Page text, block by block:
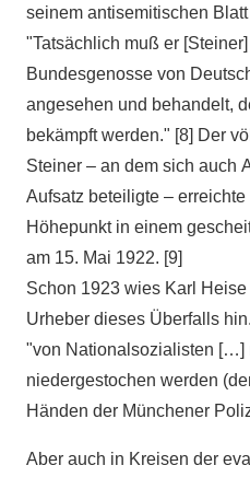
seinem antisemitischen
"Tatsächlich muß er
Bundesgenosse von
angesehen und behandelt,
bekämpft werden." [8] Der
Steiner – an dem sich auch
Aufsatz beteiligte –
Höhepunkt in einem
am 15. Mai 1922. [9]
Schon 1923 wies Karl
Urheber dieses Überfalls
"von Nationalsozialisten […]
niedergestochen werden
Händen der Münchener
Aber auch in Kreisen der